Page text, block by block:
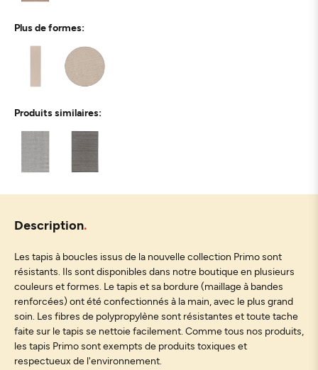
Plus de formes:
Produits similaires:
Description
Les tapis à boucles issus de la nouvelle collection Primo sont
résistants. Ils sont disponibles dans notre boutique en plusieurs
couleurs et formes. Le tapis et sa bordure (maillage à bandes
renforcées) ont été confectionnés à la main, avec le plus grand
soin. Les fibres de polypropylène sont résistantes et toute tache
faite sur le tapis se nettoie facilement. Comme tous nos produits,
les tapis Primo sont exempts de produits toxiques et
respectueux de l'environnement.